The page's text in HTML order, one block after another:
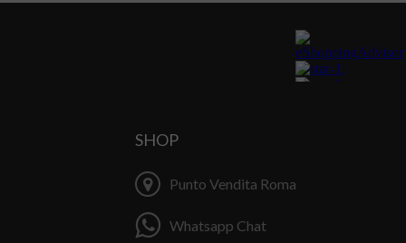
SHOP
Punto Vendita Roma
Whatsapp Chat